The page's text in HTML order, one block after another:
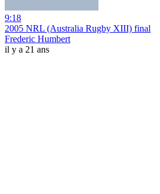
9:18
2005 NRL (Australia Rugby XIII) final
Frederic Humbert
il y a 21 ans